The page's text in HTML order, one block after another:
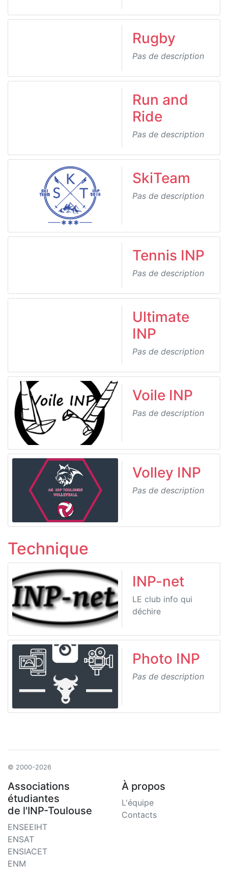
Rugby
Pas de description
Run and
Ride
Pas de description
SkiTeam
Pas de description
Tennis INP
Pas de description
Ultimate
INP
Pas de description
Voile INP
Pas de description
Volley INP
Pas de description
Technique
INP-net
LE club info qui
déchire
Photo INP
Pas de description
© 2000-2026
Associations
étudiantes
de l'INP-Toulouse
ENSEEIHT
ENSAT
ENSIACET
ENM
À propos
L'équipe
Contacts